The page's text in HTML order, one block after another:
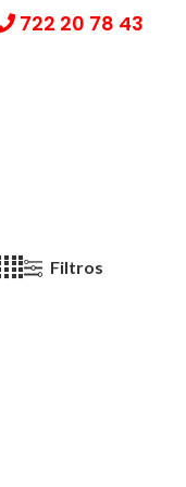
722 20 78 43
Filtros